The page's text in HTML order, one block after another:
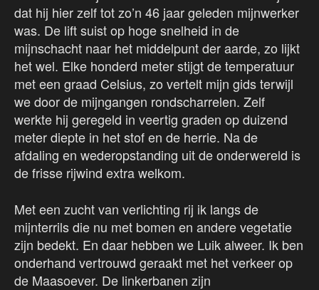
dat hij hier zelf tot zo’n 46 jaar geleden mijnwerker
was. De lift suist op hoge snelheid in de
mijnschacht naar het middelpunt der aarde, zo lijkt
het wel. Elke honderd meter stijgt de temperatuur
met een graad Celsius, zo vertelt mijn gids terwijl
we door de mijngangen rondscharrelen. Zelf
werkte hij geregeld in veertig graden op duizend
meter diepte in het stof en de herrie. Na de
afdaling en wederopstanding uit de onderwereld is
de frisse rijwind extra welkom.
Met een zucht van verlichting rij ik langs de
mijnterrils die nu met bomen en andere vegetatie
zijn bedekt. En daar hebben we Luik alweer. Ik ben
onderhand vertrouwd geraakt met het verkeer op
de Maasoever. De linkerbanen zijn